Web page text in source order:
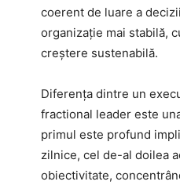
coerent de luare a
organizație mai stabilă,
creștere sustenabilă.
Diferența dintre un
fractional leader este
primul este profund
zilnice, cel de-al doilea
obiectivitate,